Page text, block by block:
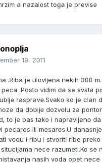
a nazalost toga je previse
19, 2011
.Riba je ulovljena nekih 300
.Posto vidim da se svsta
rasprave.Svako ko je clan
da dobije dozvolu za
to je bas tako i napravljeno
pecaros ili mesaros.U
vodu i ribu i stvoriti ribe
nece razumeti.Ko se
nasih voda opet nece